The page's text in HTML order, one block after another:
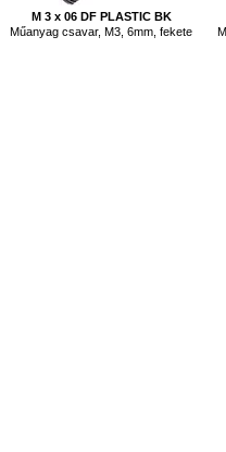
M 3 x 06 DF PLASTIC BK
Műanyag csavar, M3, 6mm, fekete